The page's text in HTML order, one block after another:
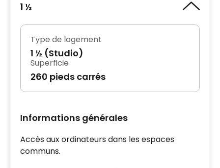
1 ½
Type de logement
1 ½ (Studio)
Superficie
260 pieds carrés
Informations générales
Accès aux ordinateurs dans les espaces
communs.